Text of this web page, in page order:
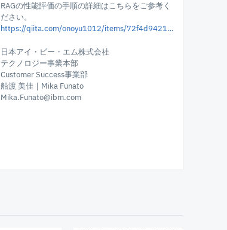
RAGの性能評価の手順の詳細はこちらをご参考く
ださい。
https://qiita.com/onoyu1012/items/72f4d942190f7d73e207
日本アイ・ビー・エム株式会社
テクノロジー事業本部
Customer Success事業部
船渡 美佳｜Mika Funato
Mika.Funato@ibm.com